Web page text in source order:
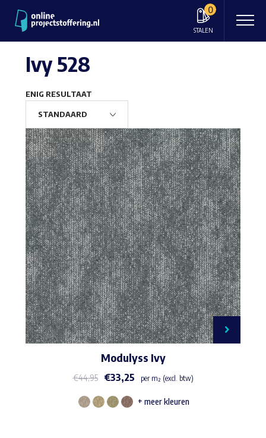
0
STALEN
Ivy 528
ENIG RESULTAAT
Modulyss Ivy
€44,95 €33,25 per m² (excl. btw)
Dit
+ meer kleuren